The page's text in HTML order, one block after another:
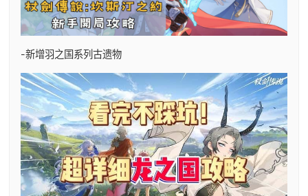
-新增羽之国系列古遗物